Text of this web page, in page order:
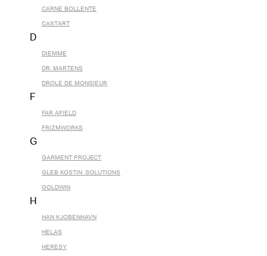
CARNE BOLLENTE
CASTART
D
DIEMME
DR. MARTENS
DROLE DE MONSIEUR
F
FAR AFIELD
FRIZMWORKS
G
GARMENT PROJECT
GLEB KOSTIN .SOLUTIONS
GOLDWIN
H
HAN KJOBENHAVN
HELAS
HERESY